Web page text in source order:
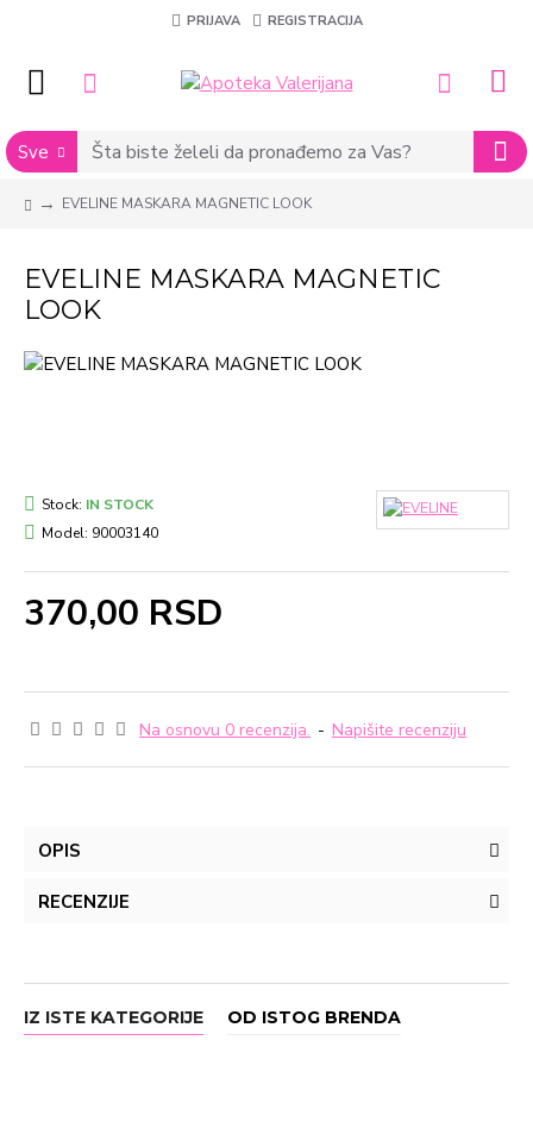
PRIJAVA REGISTRACIJA
Sve
EVELINE MASKARA MAGNETIC LOOK
EVELINE MASKARA MAGNETIC
LOOK
Na osnovu 0 recenzija. - Napišite recenziju
370,00 RSD
Stock: IN STOCK
Model: 90003140
OPIS
RECENZIJE
IZ ISTE KATEGORIJE OD ISTOG BRENDA